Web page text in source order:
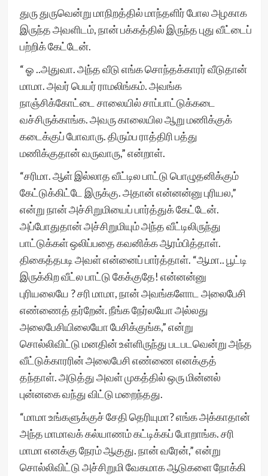
துரு துருவென்று மாநிறத்தில் மாந்தளிர் போல அழகாக
இருந்த அவளிடம், நான் பக்கத்தில் இருந்த புது வீட்டைப்
பற்றிக் கேட்டேன்.
“ ஓ ..அதுவா. அந்த வீடு எங்க சொந்தக்காரர் வீடுதான்
மாமா. அவர் பெயர் ராமலிங்கம். அவங்க
நாஞ்சிக்கோட்டை சாலையில் சாப்பாட்டுக்கடை
வச்சிருக்காங்க. அவரு காலையில ஆறு மணிக்குக்
கடைக்குப் போவாரு. திரும்ப ராத்திரி பத்து
மணிக்குதான் வருவாரு,” என்றாள்.
“சரிமா. ஆள் இல்லாத வீட்டில பாட்டு பொழுதனிக்கும்
கேட்டுக்கிட்டே இருக்கு. அதான் என்னன்னு புரியல,”
என்று நான் அச்சிறுமியைப் பார்த்துக் கேட்டேன்.
அப்போதுதான் அச்சிறுமியும் அந்த வீட்டிலிருந்து
பாட்டுக்கள் ஒலிப்பதை கவனிக்க ஆரம்பித்தாள்.
திகைத்தபடி அவள் என்னைப் பார்த்தாள். “ஆமா.. பூட்டி
இருக்கிற வீட்ல பாட்டு கேக்குதே! என்னன்னு
புரியலையே ? சரி மாமா, நான் அவங்களோட அலைபேசி
எண்ணைத் தர்றேன். நீங்க நேர்லயோ அல்லது
அலைபேசியிலையோ பேசிக்குங்க,” என்று
சொல்லிவிட்டு மனதின் உள்ளிருந்து படபடவென்று அந்த
வீட்டுக்காரரின் அலைபேசி எண்ணை எனக்குத்
தந்தாள். அடுத்து அவள் முகத்தில் ஒரு மின்னல்
புன்னகை வந்து விட்டு மறைந்தது.
“மாமா உங்களுக்குச் சேதி தெரியுமா? எங்க அக்காதான்
அந்த மாமாவக் கல்யாணம் கட்டிக்கப் போறாங்க. சரி
மாமா எனக்கு நேரம் ஆகுது. நான் வரேன்,” என்று
சொல்லிவிட்டு அச்சிறுமி வேகமாக ஆடுகளை நோக்கி